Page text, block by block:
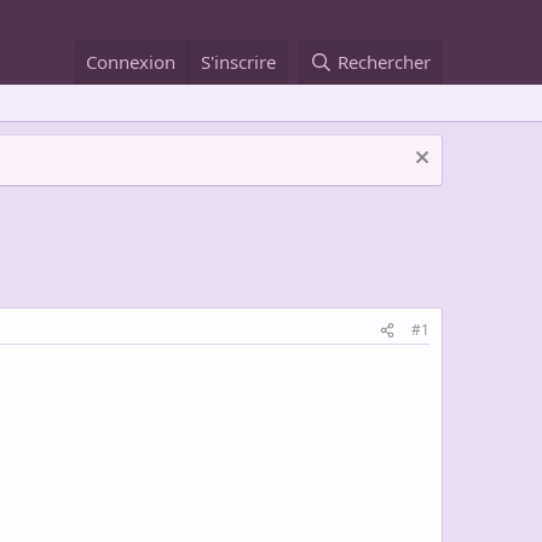
Connexion S'inscrire Rechercher
#1